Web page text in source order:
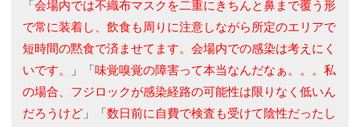
「会場内では不織布マスクを二重にきちんと鼻まで覆う形
で常に装着し、飲食も周りに注意しながら所定のエリアで
短時間の黙食で済ませてます。会場内での感染は考えにく
いです。
」「味覚嗅覚の障害って本当なんだなぁ。。。私
の場合、フジロックが感染経路の可能性は限りなく低いん
だろうけど 」「数日前に自費で検査も受けて陰性だったし